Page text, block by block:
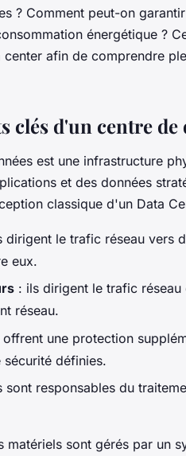
? Comment peut-on
énergétique ?
afin de comprendre
clés d'un centre de
est une infrastructure
et des données
classique d'un Data
dirigent le trafic réseau vers
eux.
: ils dirigent le trafic
réseau.
offrent une protection
définies.
sont responsables du
matériels sont gérés par un